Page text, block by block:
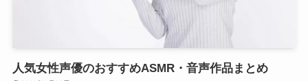
人気女性声優のおすすめASMR・音声作品まとめ